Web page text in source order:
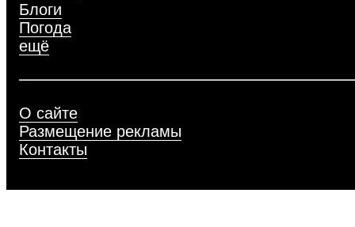
Блоги
Погода
ещё
О сайте
Размещение рекламы
Контакты